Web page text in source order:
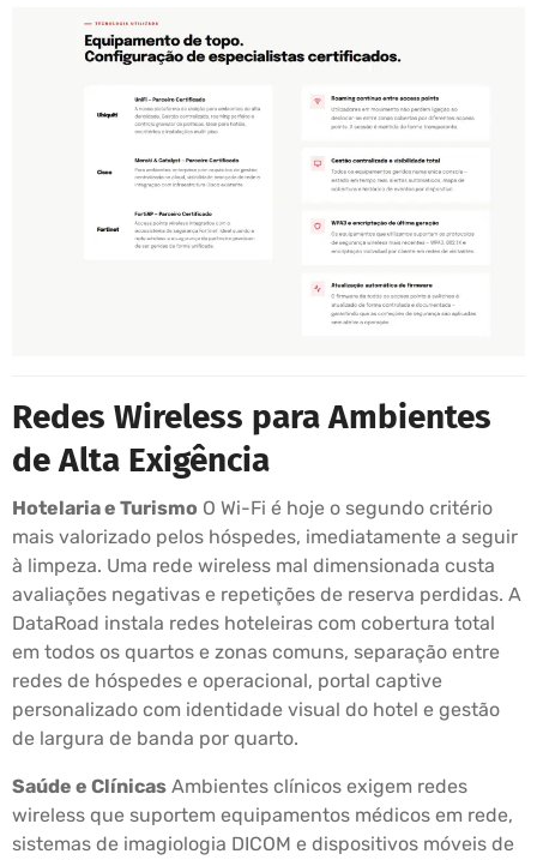
Redes Wireless para Ambientes
de Alta Exigência
Hotelaria e Turismo O Wi-Fi é hoje o segundo critério
mais valorizado pelos hóspedes, imediatamente a seguir
à limpeza. Uma rede wireless mal dimensionada custa
avaliações negativas e repetições de reserva perdidas. A
DataRoad instala redes hoteleiras com cobertura total
em todos os quartos e zonas comuns, separação entre
redes de hóspedes e operacional, portal captive
personalizado com identidade visual do hotel e gestão
de largura de banda por quarto.
Saúde e Clínicas Ambientes clínicos exigem redes
wireless que suportem equipamentos médicos em rede,
sistemas de imagiologia DICOM e dispositivos móveis de